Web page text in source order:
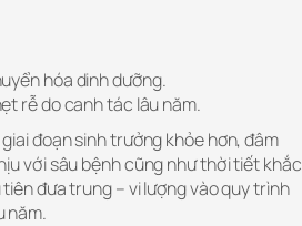
hóa dinh dưỡng.
rễ do canh tác lâu năm.
đoạn sinh trưởng khỏe hơn, đâm
với sâu bệnh cũng như thời tiết khắc
đưa trung – vi lượng vào quy trình
năm.